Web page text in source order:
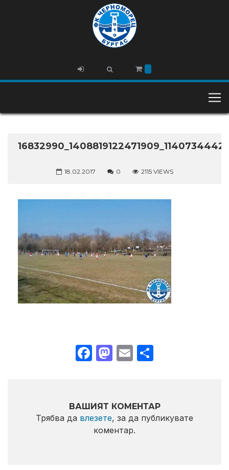
18.02.2017 0 2115 VIEWS
Facebook
Mastodon
Email
ВАШИЯТ КОМЕНТАР
Трябва да влезете, за да публикувате
коментар.